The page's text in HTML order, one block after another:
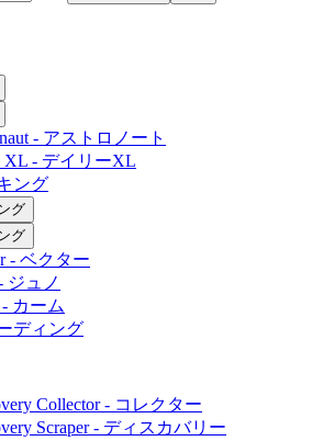
- アストロノート
XL - デイリーXL
ング
グ
グ
- ベクター
ジュノ
カーム
ディング
Collector - コレクター
Scraper - ディスカバリー